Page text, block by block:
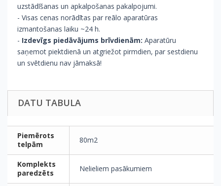
uzstādīšanas un apkalpošanas pakalpojumi.
- Visas cenas norādītas par reālo aparatūras
izmantošanas laiku ~24 h.
- Izdevīgs piedāvājums brīvdienām: Aparatūru
saņemot piektdienā un atgriežot pirmdien, par sestdienu
un svētdienu nav jāmaksā!
DATU TABULA
Piemērots
telpām
80m2
Komplekts
paredzēts
Nelieliem pasākumiem